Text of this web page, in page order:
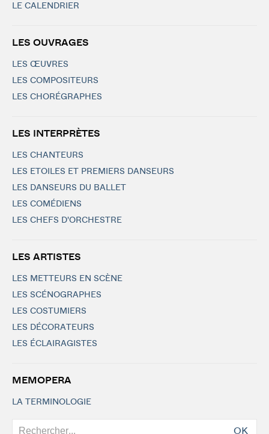
LE CALENDRIER
LES OUVRAGES
LES ŒUVRES
LES COMPOSITEURS
LES CHORÉGRAPHES
LES INTERPRÈTES
LES CHANTEURS
LES ETOILES ET PREMIERS DANSEURS
LES DANSEURS DU BALLET
LES COMÉDIENS
LES CHEFS D'ORCHESTRE
LES ARTISTES
LES METTEURS EN SCÈNE
LES SCÉNOGRAPHES
LES COSTUMIERS
LES DÉCORATEURS
LES ÉCLAIRAGISTES
MEMOPERA
LA TERMINOLOGIE
OK